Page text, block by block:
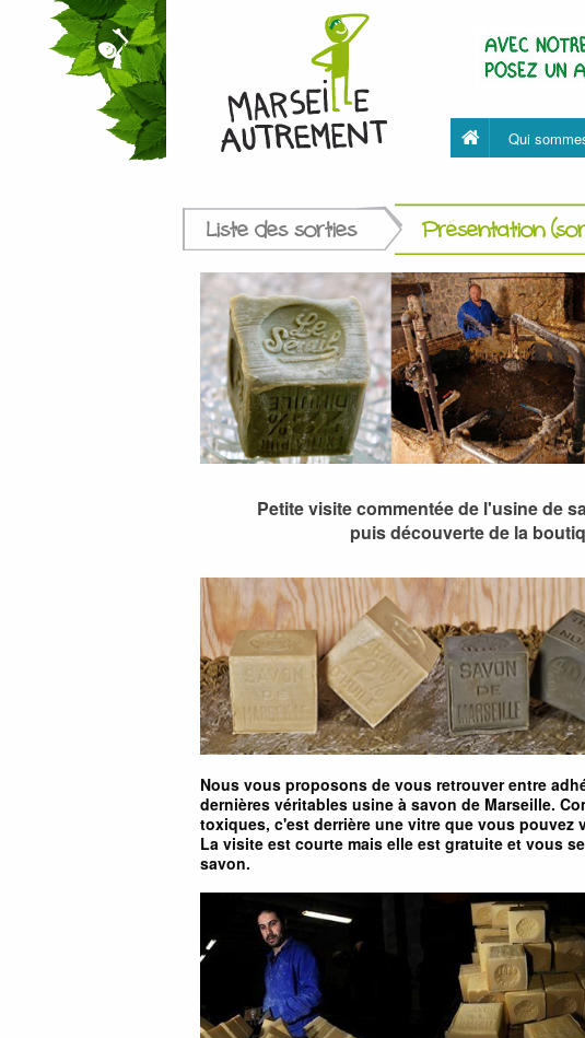
Qui
Liste des sorties Présentation
Petite visite commentée de l'usine de
puis découverte de la
Nous vous proposons de vous retrouver entre
dernières véritables usine à savon de Marseille.
toxiques, c'est derrière une vitre que vous pouvez
La visite est courte mais elle est gratuite et vous
savon.